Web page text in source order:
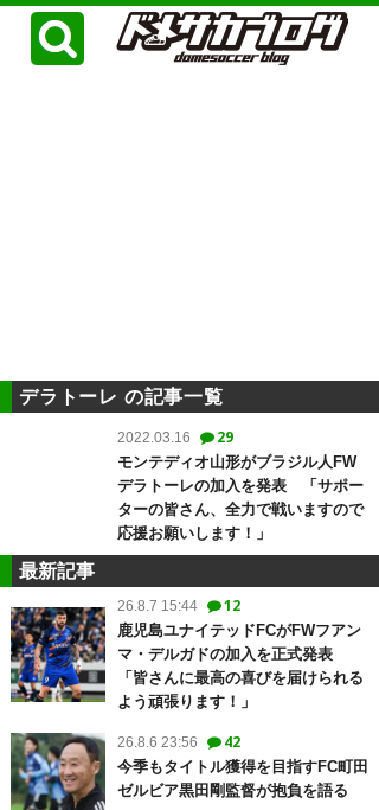
デラトーレ の記事一覧
2022.03.16 29
モンテディオ山形がブラジル人FW
デラトーレの加入を発表 「サポー
ターの皆さん、全力で戦いますので
応援お願いします！」
最新記事
26.8.7 15:44 12
鹿児島ユナイテッドFCがFWフアン
マ・デルガドの加入を正式発表
「皆さんに最高の喜びを届けられる
よう頑張ります！」
26.8.6 23:56 42
今季もタイトル獲得を目指すFC町田
ゼルビア黒田剛監督が抱負を語る